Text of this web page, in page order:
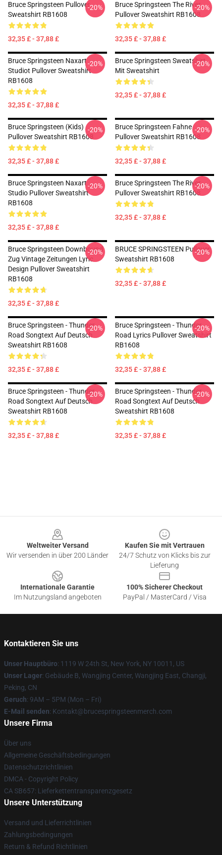
Bruce Springsteen Pullover
Sweatshirt RB1608
32,35 £ - 37,88 £
-20%
Bruce Springsteen The River
Pullover Sweatshirt RB1608
32,35 £ - 37,88 £
-20%
Bruce Springsteen Naxart
Studiot Pullover Sweatshirt
RB1608
32,35 £ - 37,88 £
-20%
Bruce Springsteen Sweatshirt
Mit Sweatshirt
32,35 £ - 37,88 £
-20%
Bruce Springsteen (Kids)
Pullover Sweatshirt RB1608
32,35 £ - 37,88 £
-20%
Bruce Springsteen Fahne
Pullover Sweatshirt RB1608
32,35 £ - 37,88 £
-20%
Bruce Springsteen Naxart
Studio Pullover Sweatshirt
RB1608
32,35 £ - 37,88 £
-20%
Bruce Springsteen The River
Pullover Sweatshirt RB1608
32,35 £ - 37,88 £
-20%
Bruce Springsteen Downbound
Zug Vintage Zeitungen Lyric
Design Pullover Sweatshirt
RB1608
32,35 £ - 37,88 £
-20%
BRUCE SPRINGSTEEN Pullover
Sweatshirt RB1608
32,35 £ - 37,88 £
-20%
Bruce Springsteen - Thunder
Road Songtext Auf Deutsch
Sweatshirt RB1608
32,35 £ - 37,88 £
-20%
Bruce Springsteen - Thunder
Road Lyrics Pullover Sweatshirt
RB1608
32,35 £ - 37,88 £
-20%
Bruce Springsteen - Thunder
Road Songtext Auf Deutsch
Sweatshirt RB1608
32,35 £ - 37,88 £
-20%
Bruce Springsteen - Thunder
Road Songtext Auf Deutsch
Sweatshirt RB1608
32,35 £ - 37,88 £
-20%
Weltweiter Versand
Wir versenden in über 200 Länder
Kaufen Sie mit Vertrauen
24/7 Schutz von Klicks bis zur
Lieferung
Internationale Garantie
Im Nutzungsland angeboten
100% Sicherer Checkout
PayPal / MasterCard / Visa
Kontaktieren Sie uns
Unser Hauptbüro: 1119 W 24th St, New York, NY 10011, US
Unser Lager: Gebäude B, Wangjing Center, Wangjing East, Changji,
Peking, CN
Geruch: 9AM – 5PM (Mon – Fri)
E-Mail senden: Kontakt@brucespringsteenmerch.com
Unsere Firma
Über uns
Allgemeine Geschäftsbedingungen
Datenschutzrichtlinien
DMCA - Copyright Policy
CA SB657: Lieferkettentransparenzgesetz
Unsere Unterstützung
Versand und Lieferrichtlinien
Zahlungsbedingungen
Return & Refund Richtlinien